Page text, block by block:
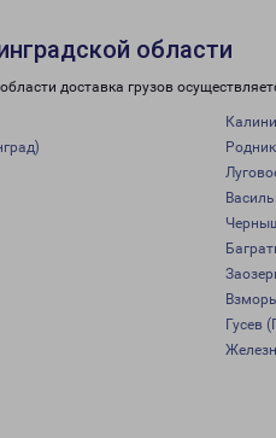
области
доставка грузов
Гусев